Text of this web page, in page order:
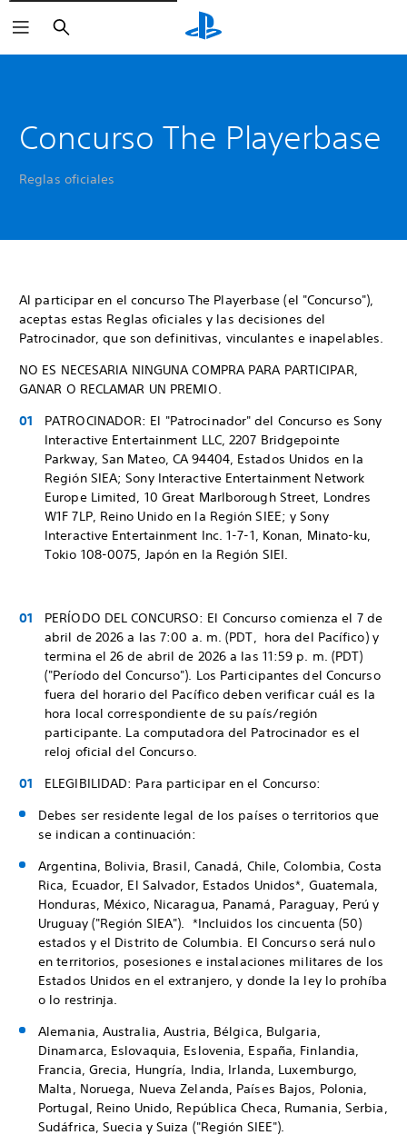
Buscar
Concurso The Playerbase
Reglas oficiales
Al participar en el concurso The Playerbase (el "Concurso"),
aceptas estas Reglas oficiales y las decisiones del
Patrocinador, que son definitivas, vinculantes e inapelables.
NO ES NECESARIA NINGUNA COMPRA PARA PARTICIPAR,
GANAR O RECLAMAR UN PREMIO.
PATROCINADOR: El "Patrocinador" del Concurso es Sony
Interactive Entertainment LLC, 2207 Bridgepointe
Parkway, San Mateo, CA 94404, Estados Unidos en la
Región SIEA; Sony Interactive Entertainment Network
Europe Limited, 10 Great Marlborough Street, Londres
W1F 7LP, Reino Unido en la Región SIEE; y Sony
Interactive Entertainment Inc. 1-7-1, Konan, Minato-ku,
Tokio 108-0075, Japón en la Región SIEI.
PERÍODO DEL CONCURSO: El Concurso comienza el 7 de
abril de 2026 a las 7:00 a. m. (PDT, hora del Pacífico) y
termina el 26 de abril de 2026 a las 11:59 p. m. (PDT)
("Período del Concurso"). Los Participantes del Concurso
fuera del horario del Pacífico deben verificar cuál es la
hora local correspondiente de su país/región
participante. La computadora del Patrocinador es el
reloj oficial del Concurso.
ELEGIBILIDAD: Para participar en el Concurso:
Debes ser residente legal de los países o territorios que
se indican a continuación:
Argentina, Bolivia, Brasil, Canadá, Chile, Colombia, Costa
Rica, Ecuador, El Salvador, Estados Unidos*, Guatemala,
Honduras, México, Nicaragua, Panamá, Paraguay, Perú y
Uruguay ("Región SIEA"). *Incluidos los cincuenta (50)
estados y el Distrito de Columbia. El Concurso será nulo
en territorios, posesiones e instalaciones militares de los
Estados Unidos en el extranjero, y donde la ley lo prohíba
o lo restrinja.
Alemania, Australia, Austria, Bélgica, Bulgaria,
Dinamarca, Eslovaquia, Eslovenia, España, Finlandia,
Francia, Grecia, Hungría, India, Irlanda, Luxemburgo,
Malta, Noruega, Nueva Zelanda, Países Bajos, Polonia,
Portugal, Reino Unido, República Checa, Rumania, Serbia,
Sudáfrica, Suecia y Suiza ("Región SIEE").